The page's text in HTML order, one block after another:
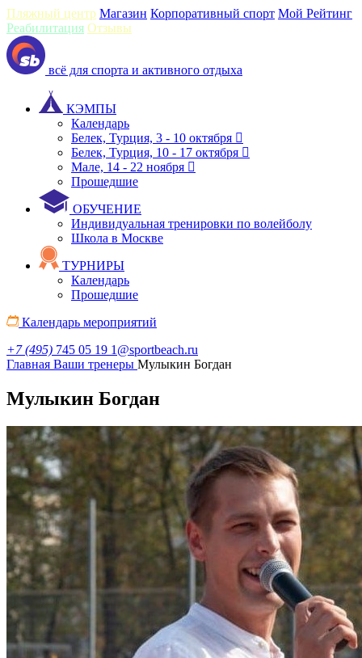
Пляжный центр Магазин Корпоративный спорт Мой Рейтинг
Реабилитация Отзывы
всё для спорта и активного отдыха
КЭМПЫ
Календарь
Белек, Турция, 3 - 10 октября
Белек, Турция, 10 - 17 октября
Мале, 14 - 22 ноября
Прошедшие
ОБУЧЕНИЕ
Индивидуальная тренировки по волейболу
Школа в Москве
ТУРНИРЫ
Календарь
Прошедшие
Календарь мероприятий
+7 (495) 745 05 19 1@sportbeach.ru
Главная Ваши тренеры Мулыкин Богдан
Мулыкин Богдан